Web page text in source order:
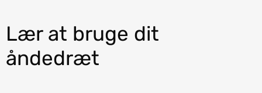
Lær at bruge dit
åndedræt